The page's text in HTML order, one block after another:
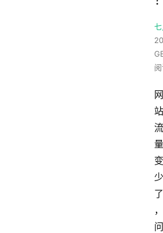
网
站
流
量
变
少
了
，
问